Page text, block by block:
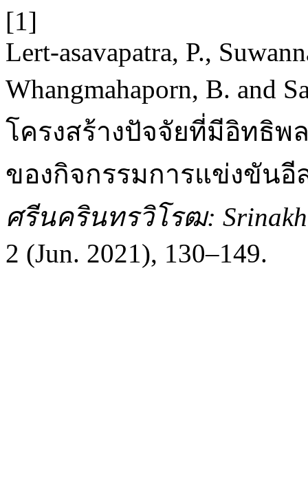
[1]
Lert-asavapatra, P.,
Whangmahaporn, B. and
โครงสร้างปัจจัยที่มีอิทธิ
ของกิจกรรมการแข่งขัน
ศรีนครินทรวิโรฒ:
2 (Jun. 2021), 130–149.